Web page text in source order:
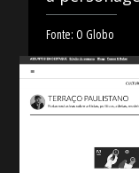
Fonte: O Globo